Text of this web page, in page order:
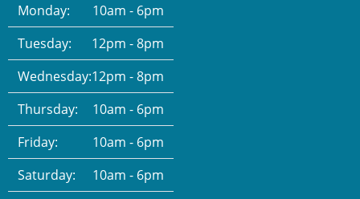
Monday:
10am - 6pm
Tuesday:
12pm - 8pm
Wednesday:12pm - 8pm
Thursday:
10am - 6pm
Friday:
10am - 6pm
Saturday:
10am - 6pm